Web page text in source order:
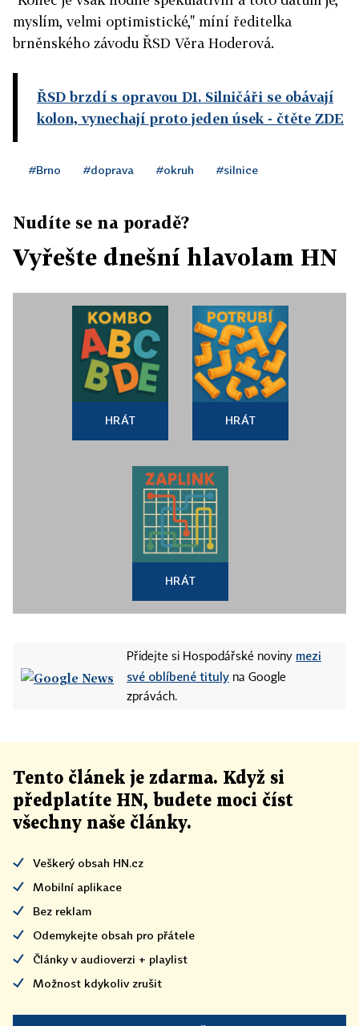
myslím, velmi optimistické," míní ředitelka
brněnského závodu ŘSD Věra Hoderová.
ŘSD brzdí s opravou D1. Silničáři se obávají
kolon, vynechají proto jeden úsek - čtěte ZDE
#Brno #doprava #okruh #silnice
Nudíte se na poradě?
Vyřešte dnešní hlavolam HN
HRÁT HRÁT
HRÁT
Přidejte si Hospodářské noviny mezi
své oblíbené tituly na Google
zprávách.
Tento článek je zdarma. Když si
předplatíte HN, budete moci číst
všechny naše články.
Veškerý obsah HN.cz
Mobilní aplikace
Bez reklam
Odemykejte obsah pro přátele
Články v audioverzi + playlist
Možnost kdykoliv zrušit